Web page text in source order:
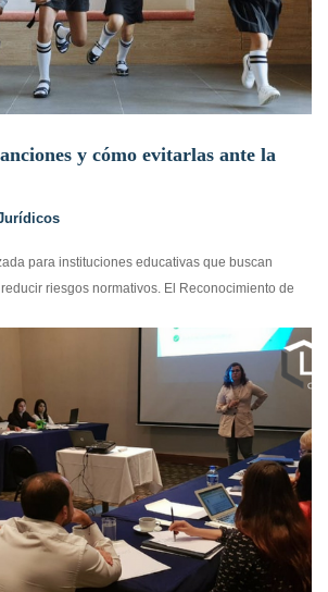
y cómo evitarlas ante la
para instituciones educativas que buscan
riesgos normativos. El Reconocimiento de